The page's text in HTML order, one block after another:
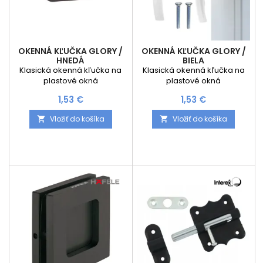
OKENNÁ KĽUČKA GLORY /
HNEDÁ
Klasická okenná kľučka na
plastové okná
Cena
1,53 €
 Vložiť do košíka
OKENNÁ KĽUČKA GLORY /
BIELA
Klasická okenná kľučka na
plastové okná
Cena
1,53 €
 Vložiť do košíka